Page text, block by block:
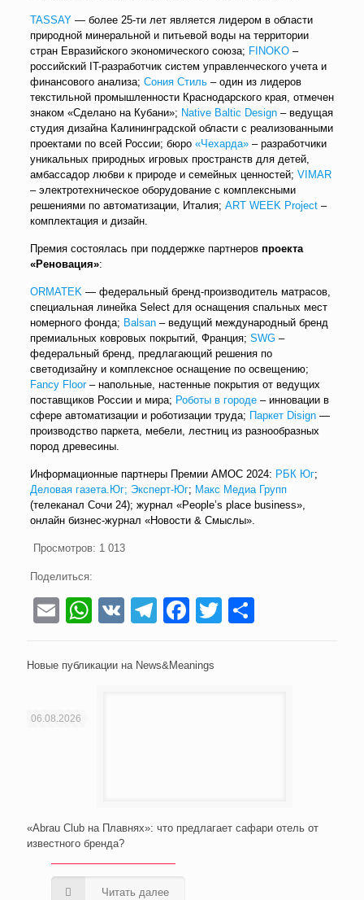
TASSAY— более 25-ти лет является лидером в области
природной минеральной и питьевой воды на территории
стран Евразийского экономического союза; FINOKO–
российский IT-разработчик систем управленческого учета и
финансового анализа; Сония Стиль– один из лидеров
текстильной промышленности Краснодарского края, отмечен
знаком «Сделано на Кубани»; Native Baltic Design– ведущая
студия дизайна Калининградской области с реализованными
проектами по всей России; бюро «Чехарда»– разработчики
уникальных природных игровых пространств для детей,
амбассадор любви к природе и семейных ценностей; VIMAR
– электротехническое оборудование с комплексными
решениями по автоматизации, Италия; ART WEEK Project–
комплектация и дизайн.
Премия состоялась при поддержке партнеров проекта
«Реновация»:
ORMATEK— федеральный бренд-производитель матрасов,
специальная линейка Select для оснащения спальных мест
номерного фонда; Balsan– ведущий международный бренд
премиальных ковровых покрытий, Франция; SWG–
федеральный бренд, предлагающий решения по
светодизайну и комплексное оснащение по освещению;
Fancy Floor– напольные, настенные покрытия от ведущих
поставщиков России и мира; Роботы в городе– инновации в
сфере автоматизации и роботизации труда; Паркет Disign—
производство паркета, мебели, лестниц из разнообразных
пород древесины.
Информационные партнеры Премии АМОС 2024: РБК Юг;
Деловая газета.Юг; Эксперт-Юг; Макс Медиа Групп
(телеканал Сочи 24); журнал «People’s place business»,
онлайн бизнес-журнал «Новости & Смыслы».
Просмотров: 1 013
Поделиться:
EmailWhatsApp
VK Telegram
Facebook
Twitter
Новые публикации на News&Meanings
06.08.2026
«Abrau Club на Плавнях»: что предлагает сафари отель от
известного бренда?
Читать далее